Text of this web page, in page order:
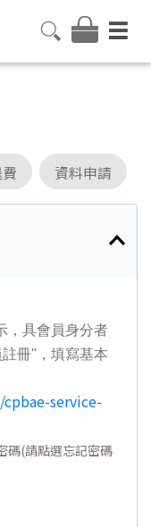
資料申請
，具會員身分者
冊"，填寫基本
service-
碼(請點選忘記密碼